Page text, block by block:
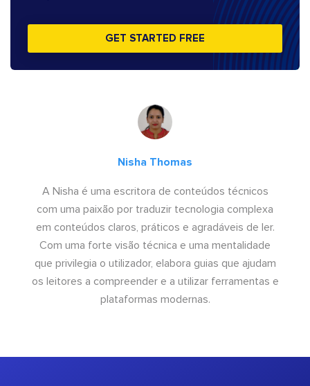
GET STARTED FREE
Nisha Thomas
A Nisha é uma escritora de conteúdos técnicos
com uma paixão por traduzir tecnologia complexa
em conteúdos claros, práticos e agradáveis de ler.
Com uma forte visão técnica e uma mentalidade
que privilegia o utilizador, elabora guias que ajudam
os leitores a compreender e a utilizar ferramentas e
plataformas modernas.